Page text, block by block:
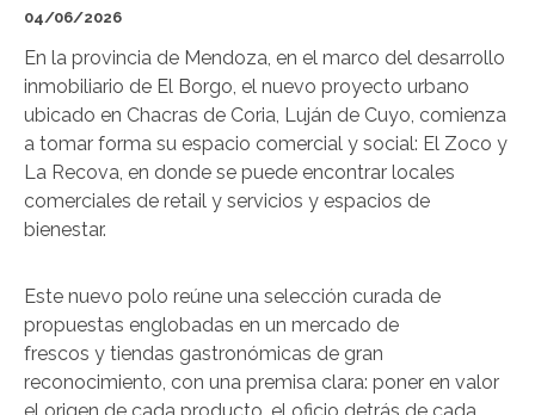
04/06/2026
En la provincia de Mendoza, en el marco del desarrollo
inmobiliario de El Borgo, el nuevo proyecto urbano
ubicado en Chacras de Coria, Luján de Cuyo, comienza
a tomar forma su espacio comercial y social: El Zoco y
La Recova, en donde se puede encontrar locales
comerciales de retail y servicios y espacios de
bienestar.
Este nuevo polo reúne una selección curada de
propuestas englobadas en un mercado de
frescos y tiendas gastronómicas de gran
reconocimiento, con una premisa clara: poner en valor